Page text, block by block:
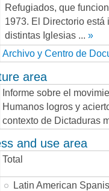
Refugiados, que
1973. El Directorio está
distintas Iglesias ... »
Archivo y Centro de
area
Informe sobre el
Humanos logros y
contexto de Dictaduras
and use area
Total
Latin American